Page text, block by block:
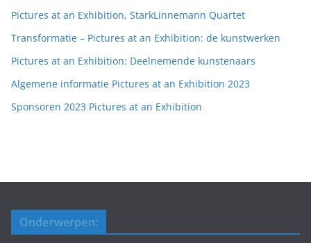
Pictures at an Exhibition, StarkLinnemann Quartet
Transformatie – Pictures at an Exhibition: de kunstwerken
Pictures at an Exhibition: Deelnemende kunstenaars
Algemene informatie Pictures at an Exhibition 2023
Sponsoren 2023 Pictures at an Exhibition
Onderwerpen: